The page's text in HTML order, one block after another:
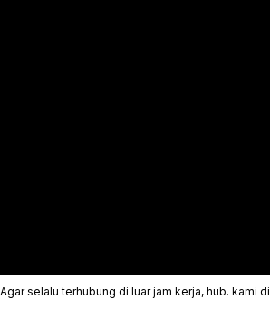
Agar selalu terhubung di luar jam kerja, hub. kami di